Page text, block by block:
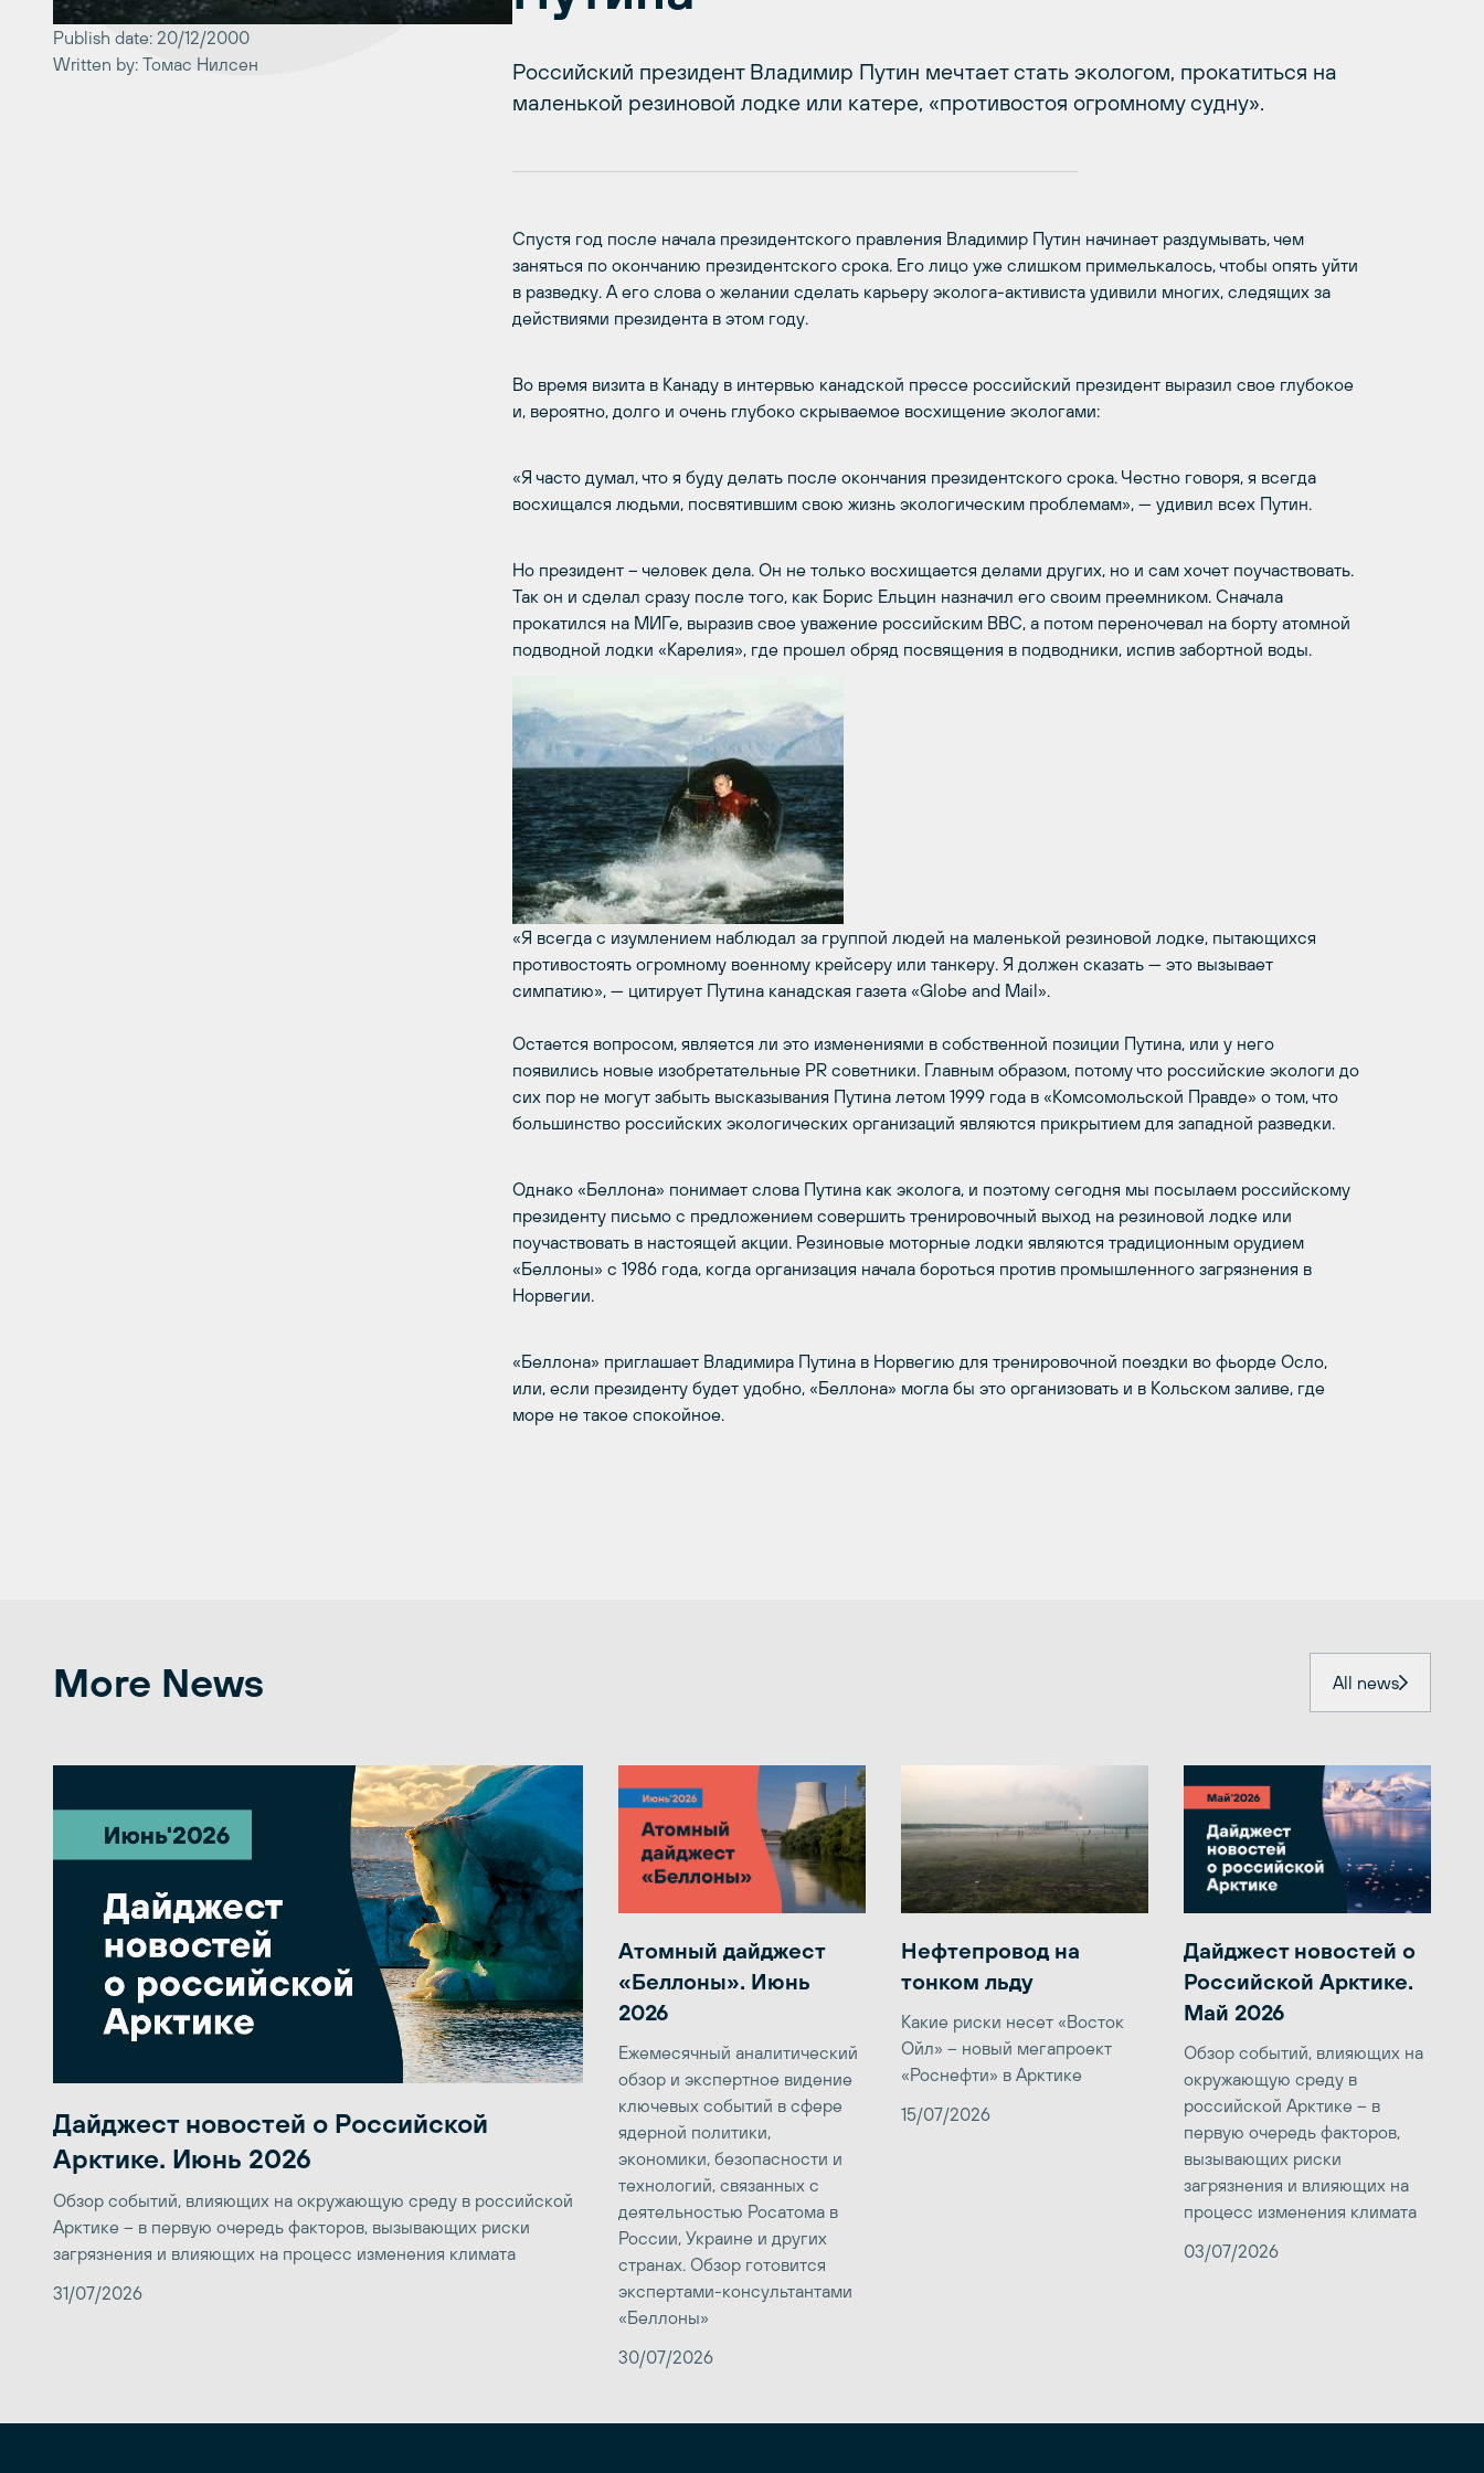
Publish date: 20/12/2000
Written by: Томас Нилсен
Российский президент Владимир Путин мечтает стать экологом, прокатиться на
маленькой резиновой лодке или катере, «противостоя огромному судну».
Спустя год после начала президентского правления Владимир Путин начинает раздумывать, чем
заняться по окончанию президентского срока. Его лицо уже слишком примелькалось, чтобы опять уйти
в разведку. А его слова о желании сделать карьеру эколога-активиста удивили многих, следящих за
действиями президента в этом году.
Во время визита в Канаду в интервью канадской прессе российский президент выразил свое глубокое
и, вероятно, долго и очень глубоко скрываемое восхищение экологами:
«Я часто думал, что я буду делать после окончания президентского срока. Честно говоря, я всегда
восхищался людьми, посвятившим свою жизнь экологическим проблемам», — удивил всех Путин.
Но президент – человек дела. Он не только восхищается делами других, но и сам хочет поучаствовать.
Так он и сделал сразу после того, как Борис Ельцин назначил его своим преемником. Сначала
прокатился на МИГе, выразив свое уважение российским ВВС, а потом переночевал на борту атомной
подводной лодки «Карелия», где прошел обряд посвящения в подводники, испив забортной воды.
«Я всегда с изумлением наблюдал за группой людей на маленькой резиновой лодке, пытающихся
противостоять огромному военному крейсеру или танкеру. Я должен сказать — это вызывает
симпатию», — цитирует Путина канадская газета «Globe and Mail».
Остается вопросом, является ли это изменениями в собственной позиции Путина, или у него
появились новые изобретательные PR советники. Главным образом, потому что российские экологи до
сих пор не могут забыть высказывания Путина летом 1999 года в «Комсомольской Правде» о том, что
большинство российских экологических организаций являются прикрытием для западной разведки.
Однако «Беллона» понимает слова Путина как эколога, и поэтому сегодня мы посылаем российскому
президенту письмо с предложением совершить тренировочный выход на резиновой лодке или
поучаствовать в настоящей акции. Резиновые моторные лодки являются традиционным орудием
«Беллоны» с 1986 года, когда организация начала бороться против промышленного загрязнения в
Норвегии.
«Беллона» приглашает Владимира Путина в Норвегию для тренировочной поездки во фьорде Осло,
или, если президенту будет удобно, «Беллона» могла бы это организовать и в Кольском заливе, где
море не такое спокойное.
More News All news
Дайджест новостей о Российской
Арктике. Июнь 2026
Обзор событий, влияющих на окружающую среду в российской
Арктике – в первую очередь факторов, вызывающих риски
загрязнения и влияющих на процесс изменения климата
31/07/2026
Атомный дайджест
«Беллоны». Июнь
2026
Ежемесячный аналитический
обзор и экспертное видение
ключевых событий в сфере
ядерной политики,
экономики, безопасности и
технологий, связанных с
деятельностью Росатома в
России, Украине и других
странах. Обзор готовится
экспертами-консультантами
«Беллоны»
30/07/2026
Нефтепровод на
тонком льду
Какие риски несет «Восток
Ойл» – новый мегапроект
«Роснефти» в Арктике
15/07/2026
Дайджест новостей о
Российской Арктике.
Май 2026
Обзор событий, влияющих на
окружающую среду в
российской Арктике – в
первую очередь факторов,
вызывающих риски
загрязнения и влияющих на
процесс изменения климата
03/07/2026